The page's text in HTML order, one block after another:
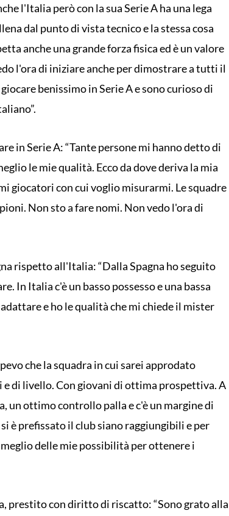
l'Italia però con la sua Serie A ha una lega
dal punto di vista tecnico e la stessa cosa
anche una grande forza fisica ed è un valore
l'ora di iniziare anche per dimostrare a tutti il
benissimo in Serie A e sono curioso di
in Serie A: “Tante persone mi hanno detto di
le mie qualità. Ecco da dove deriva la mia
giocatori con cui voglio misurarmi. Le squadre
Non sto a fare nomi. Non vedo l'ora di
rispetto all'Italia: “Dalla Spagna ho seguito
In Italia c'è un basso possesso e una bassa
e ho le qualità che mi chiede il mister
che la squadra in cui sarei approdato
di livello. Con giovani di ottima prospettiva. A
un ottimo controllo palla e c'è un margine di
è prefissato il club siano raggiungibili e per
delle mie possibilità per ottenere i
prestito con diritto di riscatto: “Sono grato alla